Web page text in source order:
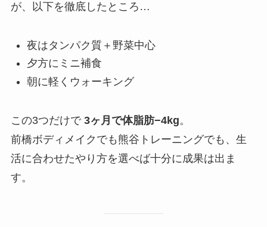
が、以下を徹底したところ…
夜はタンパク質＋野菜中心
夕方にミニ補食
朝に軽くウォーキング
この3つだけで 3ヶ月で体脂肪−4kg。
前橋ボディメイクでも熊谷トレーニングでも、生
活に合わせたやり方を選べば十分に成果は出ま
す。